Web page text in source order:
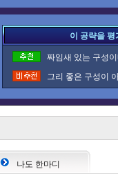
이 공략을
짜임새 있는 구성
그리 좋은 구성이
나도 한마디